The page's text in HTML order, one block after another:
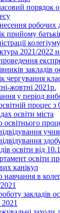
порядок
робочих
прийому
2021/2022
закладів
чергування
жовтні 2021р.
у період
процес з
освіти міста
освіти від
освіти
канікул
в
закладів
2021